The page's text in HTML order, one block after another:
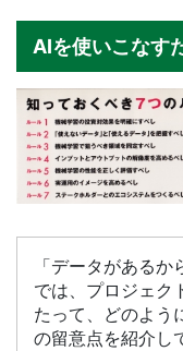
AIを使いこなす
「データがある
では、プロジェク
たって、どのよう
の留意点を紹介し